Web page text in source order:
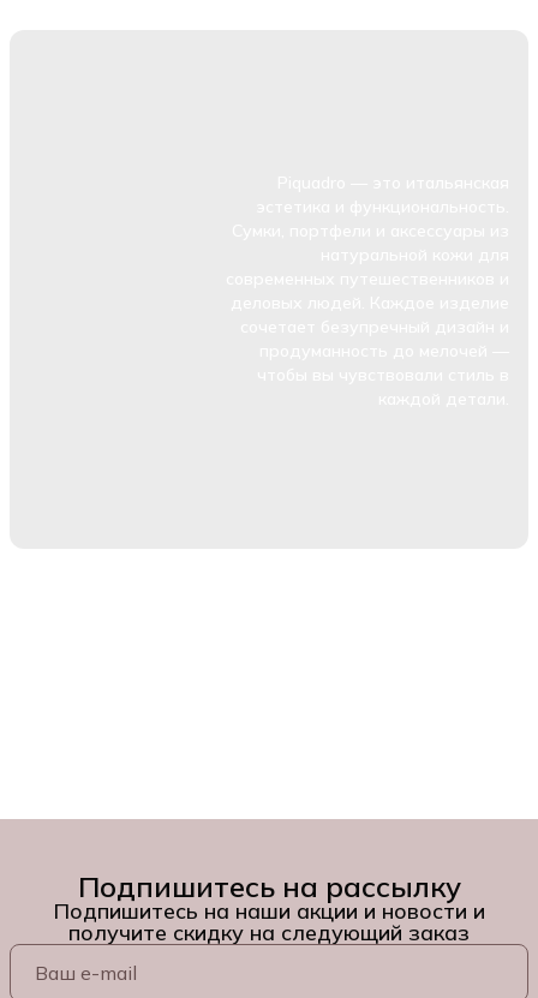
Подпишитесь на рассылку
Подпишитесь на наши акции и новости и
получите скидку на следующий заказ